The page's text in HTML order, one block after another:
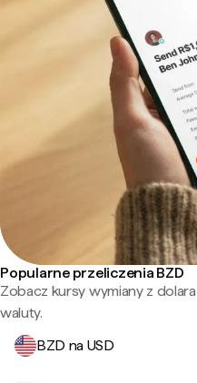
Popularne przeliczenia BZD
Zobacz kursy wymiany z
waluty.
BZD na USD